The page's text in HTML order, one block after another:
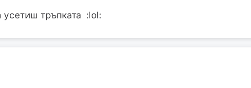
тръпката :lol: